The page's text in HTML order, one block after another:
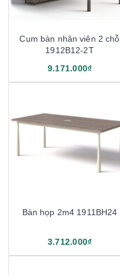
Cụm bàn nhân viên 2 chỗ
1912B12-2T
9.171.000₫
Bàn họp 2m4 1911BH24
3.712.000₫